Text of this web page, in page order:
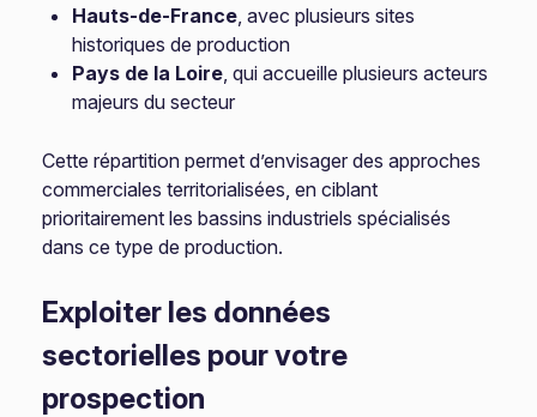
Hauts-de-France, avec plusieurs sites
historiques de production
Pays de la Loire, qui accueille plusieurs acteurs
majeurs du secteur
Cette répartition permet d’envisager des approches
commerciales territorialisées, en ciblant
prioritairement les bassins industriels spécialisés
dans ce type de production.
Exploiter les données
sectorielles pour votre
prospection